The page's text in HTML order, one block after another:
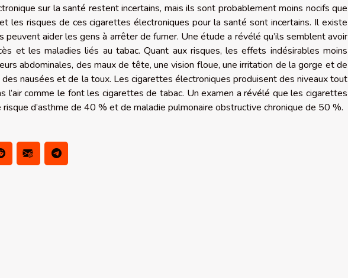
sur la santé restent incertains, mais ils sont probablement moins nocifs que
les risques de ces cigarettes électroniques pour la santé sont incertains. Il existe
peuvent aider les gens à arrêter de fumer. Une étude a révélé qu’ils semblent avoir
et les maladies liés au tabac. Quant aux risques, les effets indésirables moins
abdominales, des maux de tête, une vision floue, une irritation de la gorge et de
nausées et de la toux. Les cigarettes électroniques produisent des niveaux tout
l’air comme le font les cigarettes de tabac. Un examen a révélé que les cigarettes
d’asthme de 40 % et de maladie pulmonaire obstructive chronique de 50 %.